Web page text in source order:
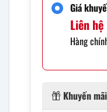
Giá
Liên hệ
Hàng
Khuyến